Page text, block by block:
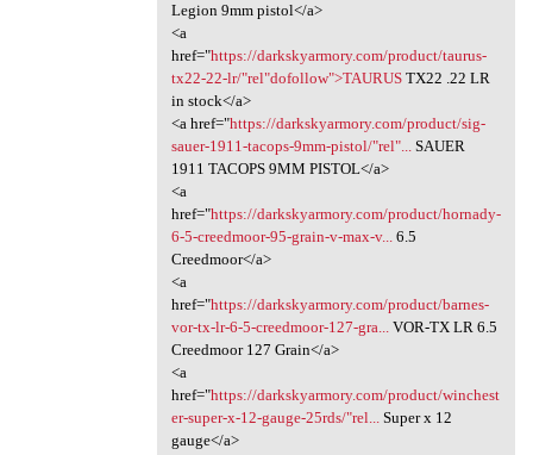
Legion 9mm pistol</a>
<a
href="https://darkskyarmory.com/product/taurus-
tx22-22-lr/"rel"dofollow">TAURUSTX22 .22 LR
in stock</a>
<a href="https://darkskyarmory.com/product/sig-
sauer-1911-tacops-9mm-pistol/"rel"...SAUER
1911 TACOPS 9MM PISTOL</a>
<a
href="https://darkskyarmory.com/product/hornady-
6-5-creedmoor-95-grain-v-max-v...6.5
Creedmoor</a>
<a
href="https://darkskyarmory.com/product/barnes-
vor-tx-lr-6-5-creedmoor-127-gra...VOR-TX LR 6.5
Creedmoor 127 Grain</a>
<a
href="https://darkskyarmory.com/product/winchest
er-super-x-12-gauge-25rds/"rel...Super x 12
gauge</a>